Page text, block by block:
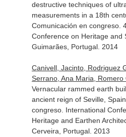
destructive techniques of
measurements in a 18th
Comunicación en congreso.
Conference on Heritage and
Guimarães, Portugal. 2014
Canivell, Jacinto, Rodriguez
Serrano, Ana Maria, Romero
Vernacular rammed earth
ancient reign of Seville,
congreso. International
Heritage and Earthen
Cerveira, Portugal. 2013